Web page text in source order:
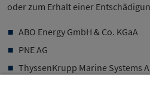
oder zum Erhalt einer
ABO Energy GmbH & Co. KGaA
PNE AG
ThyssenKrupp Marine Systems